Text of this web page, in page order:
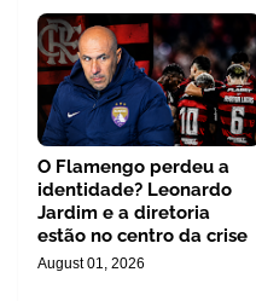
O Flamengo perdeu a
identidade? Leonardo
Jardim e a diretoria
estão no centro da crise
August 01, 2026